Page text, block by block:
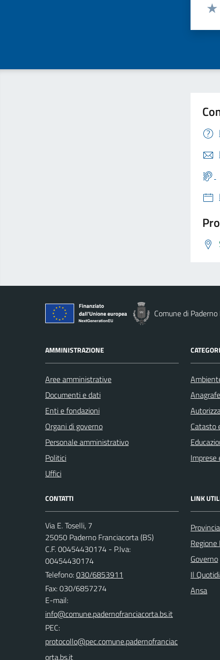
Comune di
AMMINISTRAZIONE
Aree amministrative
Documenti e dati
Enti e fondazioni
Organi di governo
Personale amministrativo
Politici
Uffici
Catasto
Imprese
CONTATTI
Via E. Toselli, 7
25050 Paderno Franciacorta (BS)
C.F. 00454430174 - P.Iva:
00454430174
Telefono:030/6853911
Fax: 030/6857274
E-mail:
PEC:
LINK
Regione
Governo
Il
Ansa